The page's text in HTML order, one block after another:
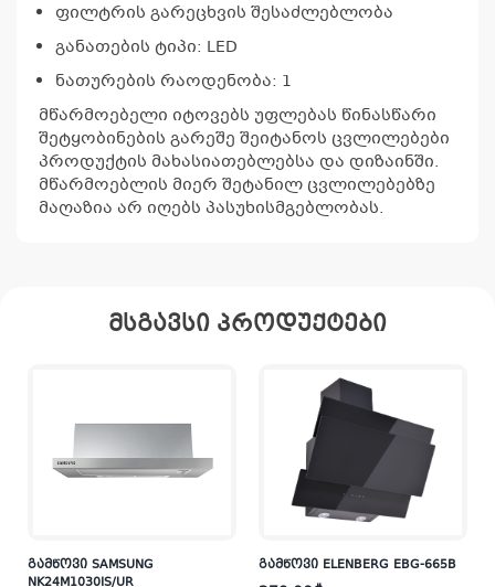
ფილტრის გარეცხვის შესაძლებლობა
განათების ტიპი: LED
ნათურების რაოდენობა: 1
მწარმოებელი იტოვებს უფლებას წინასწარი
შეტყობინების გარეშე შეიტანოს ცვლილებები
პროდუქტის მახასიათებლებსა და დიზაინში.
მწარმოებლის მიერ შეტანილ ცვლილებებზე
მაღაზია არ იღებს პასუხისმგებლობას.
მსგავსი პროდუქტები
გამწოვი SAMSUNG
გამწოვი ELENBERG EBG-665B